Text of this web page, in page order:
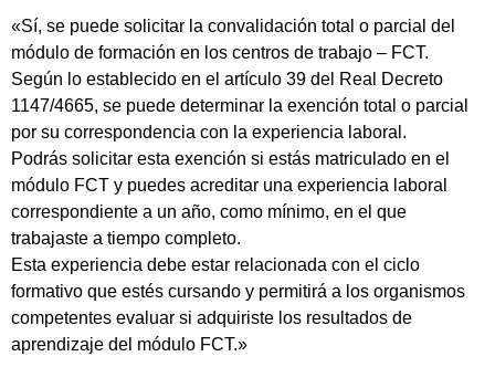
«Sí, se puede solicitar la convalidación total o parcial del
módulo de formación en los centros de trabajo – FCT.
Según lo establecido en el artículo 39 del Real Decreto
1147/4665, se puede determinar la exención total o parcial
por su correspondencia con la experiencia laboral.
Podrás solicitar esta exención si estás matriculado en el
módulo FCT y puedes acreditar una experiencia laboral
correspondiente a un año, como mínimo, en el que
trabajaste a tiempo completo.
Esta experiencia debe estar relacionada con el ciclo
formativo que estés cursando y permitirá a los organismos
competentes evaluar si adquiriste los resultados de
aprendizaje del módulo FCT.»